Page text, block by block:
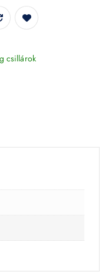
burkolattal - 3926
csillárok